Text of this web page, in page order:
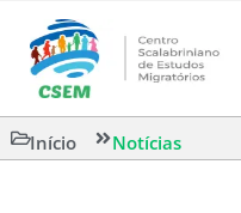
Início Notícias